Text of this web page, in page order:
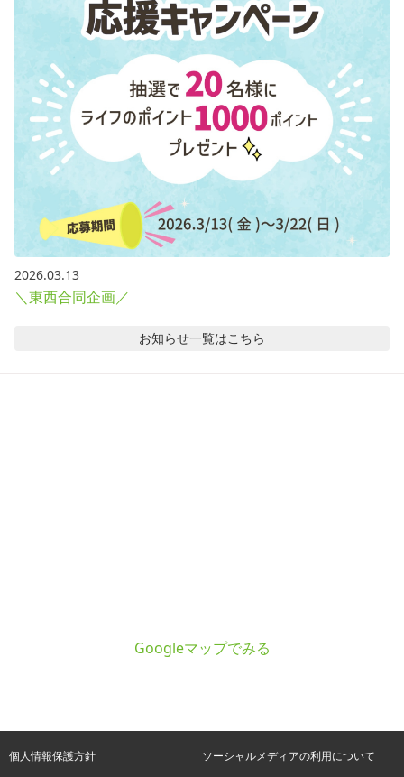
2026.03.13
＼東西合同企画／
お知らせ一覧はこちら
Googleマップでみる
個人情報保護方針 ソーシャルメディアの利用について